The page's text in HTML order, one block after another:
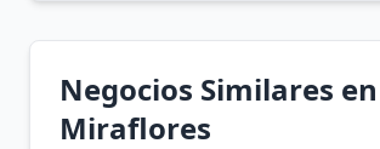
Negocios Similares en
Miraflores